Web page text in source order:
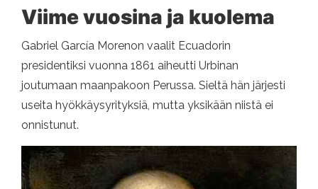
Viime vuosina ja kuolema
Gabriel García Morenon vaalit Ecuadorin
presidentiksi vuonna 1861 aiheutti Urbinan
joutumaan maanpakoon Perussa. Sieltä hän järjesti
useita hyökkäysyrityksiä, mutta yksikään niistä ei
onnistunut.